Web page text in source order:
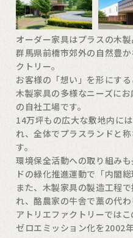
オーダー家具はプラスの木
群馬県前橋市郊外の自然豊
クトリー。
お客様の「想い」を形にす
木製家具の多様なニーズに
の自社工場です。
14万坪もの広大な敷地内に
れ、全体でプラスランドと
す。
環境保全活動への取り組み
ドの緑化推進運動で「内閣総
また、木製家具の製造工程
れ、酪農家の牛舎で藁の代
アトリエファクトリーでは
ゼロエミッション化を2002